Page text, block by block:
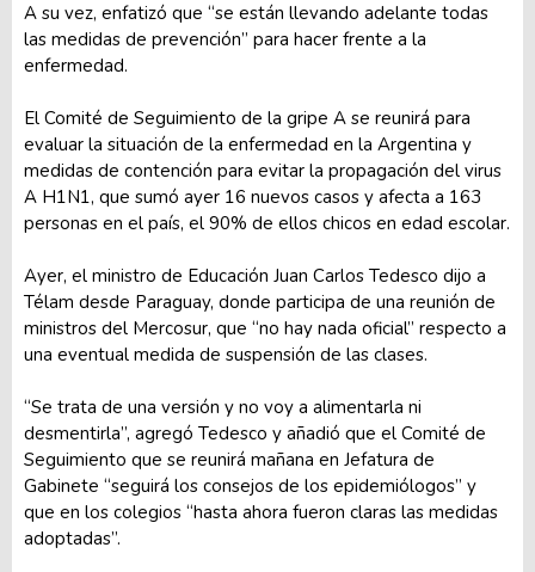
A su vez, enfatizó que “se están llevando adelante todas
las medidas de prevención” para hacer frente a la
enfermedad.
El Comité de Seguimiento de la gripe A se reunirá para
evaluar la situación de la enfermedad en la Argentina y
medidas de contención para evitar la propagación del virus
A H1N1, que sumó ayer 16 nuevos casos y afecta a 163
personas en el país, el 90% de ellos chicos en edad escolar.
Ayer, el ministro de Educación Juan Carlos Tedesco dijo a
Télam desde Paraguay, donde participa de una reunión de
ministros del Mercosur, que “no hay nada oficial” respecto a
una eventual medida de suspensión de las clases.
“Se trata de una versión y no voy a alimentarla ni
desmentirla”, agregó Tedesco y añadió que el Comité de
Seguimiento que se reunirá mañana en Jefatura de
Gabinete “seguirá los consejos de los epidemiólogos” y
que en los colegios “hasta ahora fueron claras las medidas
adoptadas”.